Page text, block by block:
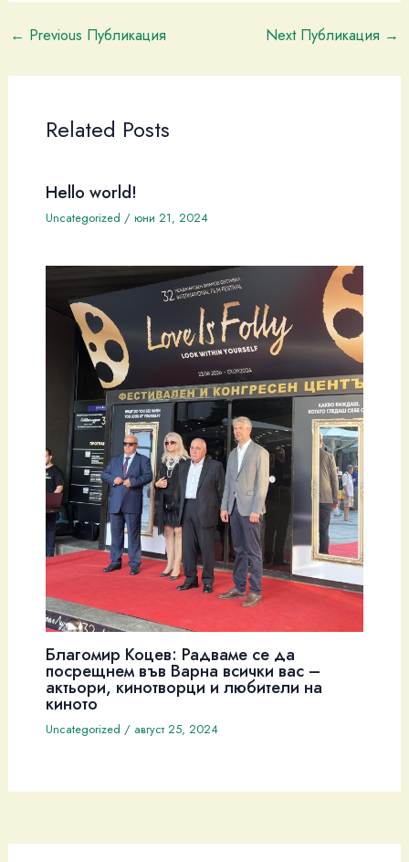
← Previous Публикация Next Публикация →
Related Posts
Hello world!
Uncategorized / юни 21, 2024
Благомир Коцев: Радваме се да
посрещнем във Варна всички вас –
актьори, кинотворци и любители на
киното
Uncategorized / август 25, 2024